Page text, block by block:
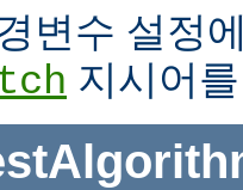
변수 설정
지시어